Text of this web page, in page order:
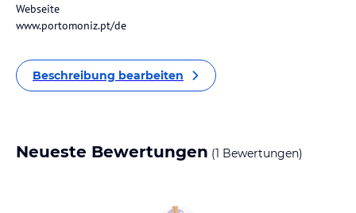
Webseite
www.portomoniz.pt/de
Beschreibung bearbeiten
Neueste Bewertungen (1 Bewertungen)